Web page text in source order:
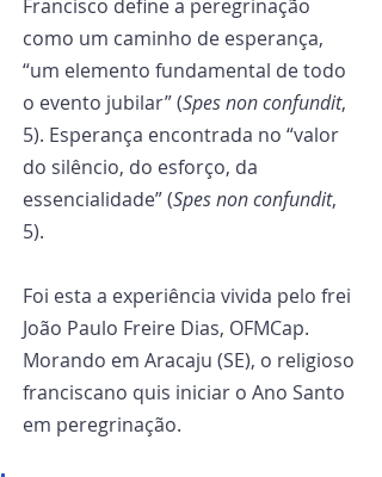
Francisco define a peregrinação
como um caminho de esperança,
“um elemento fundamental de todo
o evento jubilar” (Spes non confundit,
5). Esperança encontrada no “valor
do silêncio, do esforço, da
essencialidade” (Spes non confundit,
5).
Foi esta a experiência vivida pelo frei
João Paulo Freire Dias, OFMCap.
Morando em Aracaju (SE), o religioso
franciscano quis iniciar o Ano Santo
em peregrinação.